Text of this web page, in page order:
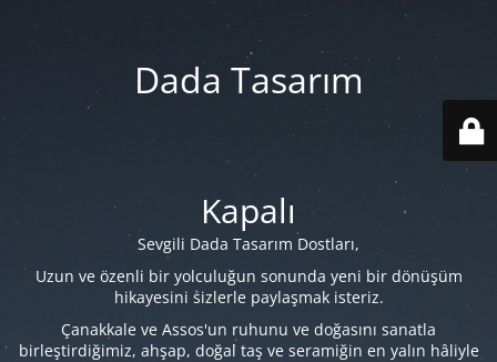
Dada Tasarım
Kapalı
Sevgili Dada Tasarım Dostları,
Uzun ve özenli bir yolculuğun sonunda yeni bir dönüşüm
hikayesini sizlerle paylaşmak isteriz.
Çanakkale ve Assos'un ruhunu ve doğasını sanatla
birleştirdiğimiz, ahşap, doğal taş ve seramiğin en yalın hâliyle